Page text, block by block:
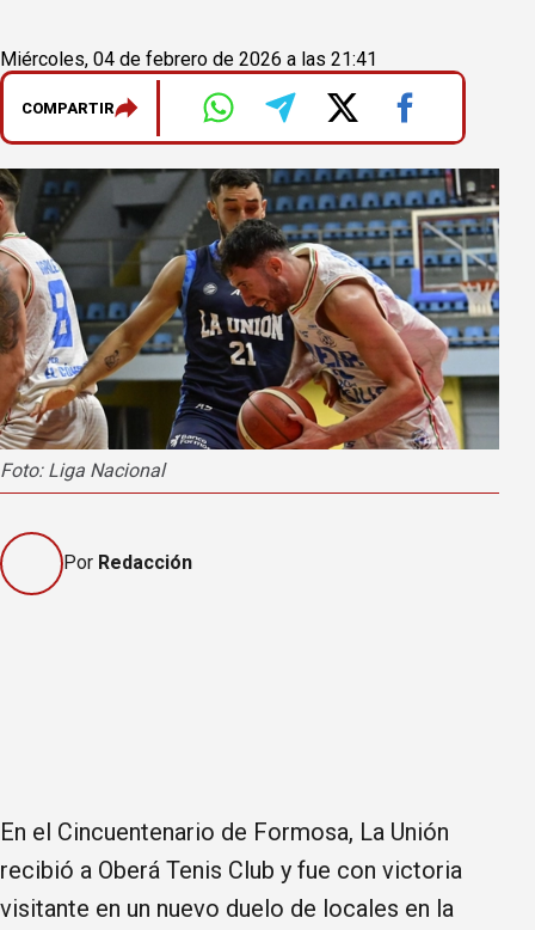
Miércoles, 04 de febrero de 2026 a las 21:41
COMPARTIR
Foto: Liga Nacional
Por Redacción
En el Cincuentenario de Formosa, La Unión
recibió a Oberá Tenis Club y fue con victoria
visitante en un nuevo duelo de locales en la